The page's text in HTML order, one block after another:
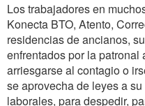
Los trabajadores en
Konecta BTO, Atento,
residencias de ancianos,
enfrentados por la
arriesgarse al contagio o
se aprovecha de leyes a
laborales, para despedir,